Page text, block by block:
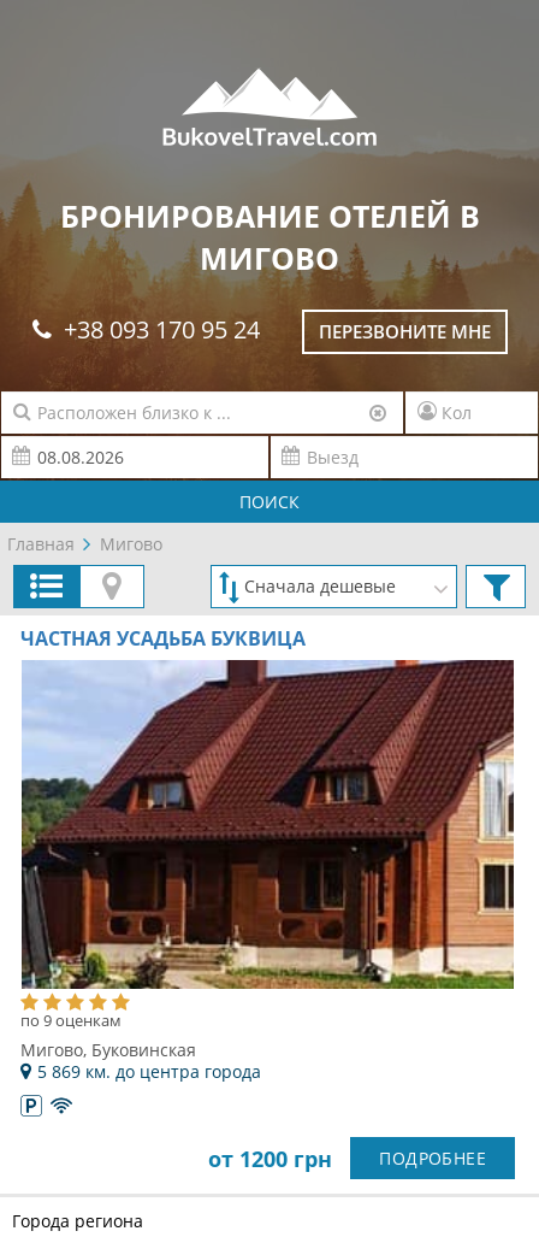
БРОНИРОВАНИЕ ОТЕЛЕЙ В
МИГОВО
+38 093 170 95 24 ПЕРЕЗВОНИТЕ МНЕ
ПОИСК
Главная
Мигово
ЧАСТНАЯ УСАДЬБА БУКВИЦА
по 9 оценкам
Мигово, Буковинская
5 869 км. до центра города
от 1200 грн ПОДРОБНЕЕ
Города региона